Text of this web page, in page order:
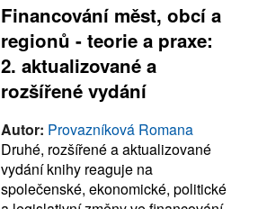
Financování měst, obcí a
regionů - teorie a praxe:
2. aktualizované a
rozšířené vydání
Autor: Provazníková Romana
Druhé, rozšířené a aktualizované
vydání knihy reaguje na
společenské, ekonomické, politické